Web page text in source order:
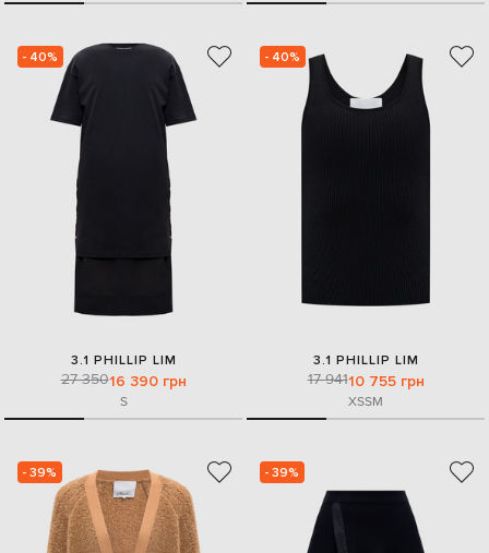
- 40%
3.1 PHILLIP LIM
27 35016 390 грн
S
- 40%
3.1 PHILLIP LIM
17 94110 755 грн
XSSM
- 39% - 39%